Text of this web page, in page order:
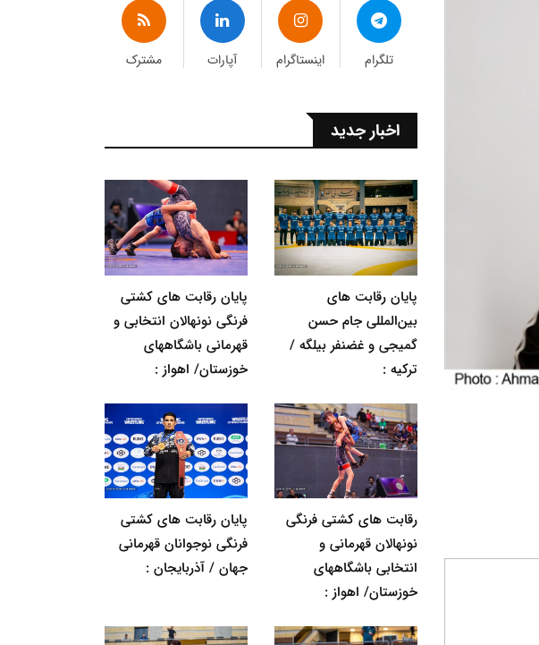
تلگرام اینستاگرام آپارات مشترک
اخبار جدید
پایان رقابت های
بین‌المللی جام حسن
گمیجی و غضنفر بیلگه /
ترکیه :
پایان رقابت های کشتی
فرنگی نونهالان انتخابی و
قهرمانی باشگاههای
خوزستان/ اهواز :
رقابت های کشتی فرنگی
نونهالان قهرمانی و
انتخابی باشگاههای
خوزستان/ اهواز :
پایان رقابت های کشتی
فرنگی نوجوانان قهرمانی
جهان / آذربایجان :